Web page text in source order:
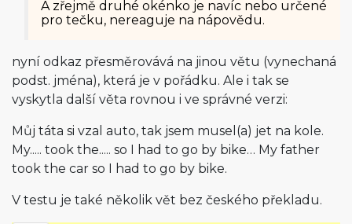
A zřejmě druhé okénko je navíc nebo určené
pro tečku, nereaguje na nápovědu.
nyní odkaz přesměrovává na jinou větu (vynechaná
podst. jména), která je v pořádku. Ale i tak se
vyskytla další věta rovnou i ve správné verzi:
Můj táta si vzal auto, tak jsem musel(a) jet na kole.
My..... took the..... so I had to go by bike… My father
took the car so I had to go by bike.
V testu je také několik vět bez českého překladu.